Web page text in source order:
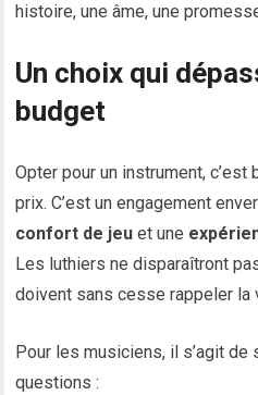
histoire, une âme, une
Un choix qui
budget
Opter pour un instrument, c’est
prix. C’est un engagement
confort de jeu et une
Les luthiers ne disparaîtront
doivent sans cesse rappeler la
Pour les musiciens, il s’agit
questions :